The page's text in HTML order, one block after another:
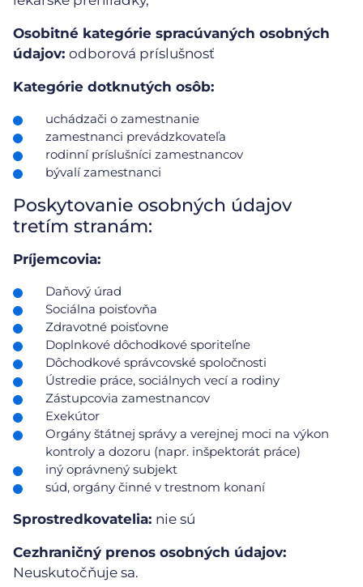
Osobitné kategórie spracúvaných osobných
údajov: odborová príslušnosť
Kategórie dotknutých osôb:
uchádzači o zamestnanie
zamestnanci prevádzkovateľa
rodinní príslušníci zamestnancov
bývalí zamestnanci
Poskytovanie osobných údajov
tretím stranám:
Príjemcovia:
Daňový úrad
Sociálna poisťovňa
Zdravotné poisťovne
Doplnkové dôchodkové sporiteľne
Dôchodkové správcovské spoločnosti
Ústredie práce, sociálnych vecí a rodiny
Zástupcovia zamestnancov
Exekútor
Orgány štátnej správy a verejnej moci na výkon
kontroly a dozoru (napr. inšpektorát práce)
iný oprávnený subjekt
súd, orgány činné v trestnom konaní
Sprostredkovatelia: nie sú
Cezhraničný prenos osobných údajov:
Neuskutočňuje sa.